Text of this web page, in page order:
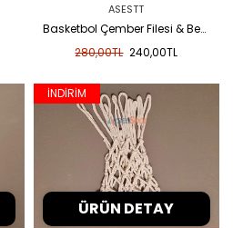
ASESTT
Basketbol Çember Filesi & Beyaz
240,00TL
280,00TL
İNDİRİM
ÜRÜN DETAY